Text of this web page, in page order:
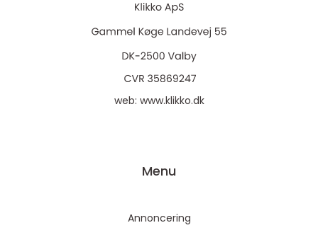
web: www.klikko.dk
Menu
Annoncering